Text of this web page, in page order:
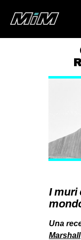
I muri
Una
Marshall